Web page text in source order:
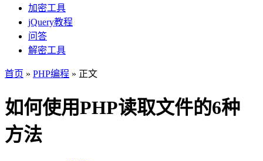
加密工具
jQuery教程
问答
解密工具
首页 » PHP编程 » 正文
如何使用PHP读取文件的6种
方法